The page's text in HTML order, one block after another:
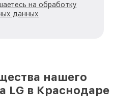
на обработку
данных
нашего
LG в Краснодаре